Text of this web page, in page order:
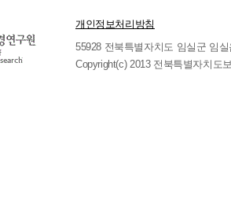
개인정보처리방침
55928 전북특별자치도 임실군 임
Copyright(c) 2013 전북특별자치도